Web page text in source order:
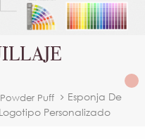
Puff
Esponja De
Personalizado